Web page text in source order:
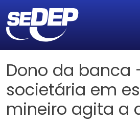
Dono da banca
societária em
mineiro agita a